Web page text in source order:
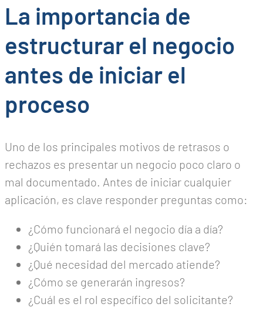
La importancia de
estructurar el negocio
antes de iniciar el
proceso
Uno de los principales motivos de retrasos o
rechazos es presentar un negocio poco claro o
mal documentado. Antes de iniciar cualquier
aplicación, es clave responder preguntas como:
¿Cómo funcionará el negocio día a día?
¿Quién tomará las decisiones clave?
¿Qué necesidad del mercado atiende?
¿Cómo se generarán ingresos?
¿Cuál es el rol específico del solicitante?